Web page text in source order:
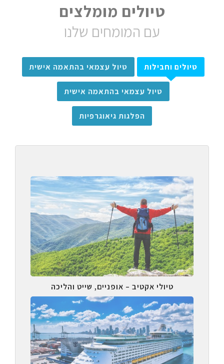
טיולים מומלצים
עם המומחים שלנו
טיולים וחבילות טיול עצמאי בהתאמה אישית
טיול עצמאי בהתאמה אישית
הפלגות גיאוגרפיות
טיולי אקטיב – אופניים, שייט והליכה